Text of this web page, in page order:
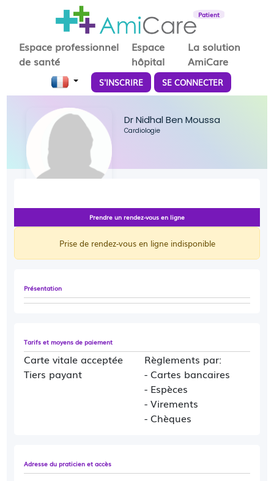
Patient
Espace professionnel
de santé
Espace
hôpital
La solution
AmiCare
S'INSCRIRE SE CONNECTER
Dr Nidhal Ben Moussa
Cardiologie
Présentation
Tarifs et moyens de paiement
Carte vitale acceptée
Tiers payant
Règlements par:
- Cartes bancaires
- Espèces
- Virements
- Chèques
Adresse du praticien et accès
Prendre un rendez-vous en ligne
Prise de rendez-vous en ligne indisponible